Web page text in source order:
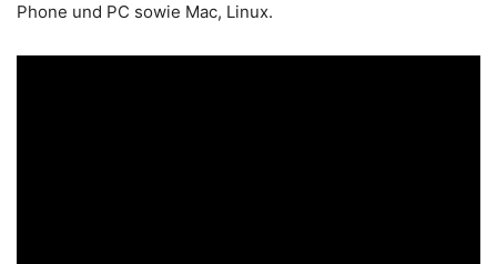
Phone und PC sowie Mac, Linux.